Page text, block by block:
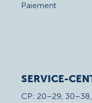
Paiement
SERVICE-
CP: 20–29,